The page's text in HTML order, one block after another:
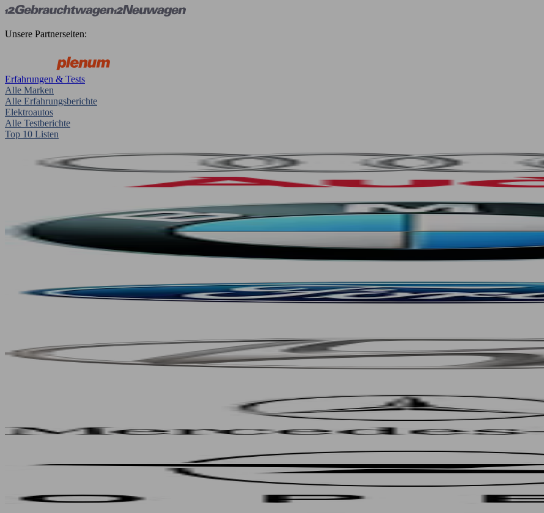
Unsere Partnerseiten:
Erfahrungen & Tests
Alle Marken
Alle Erfahrungsberichte
Elektroautos
Alle Testberichte
Top 10 Listen